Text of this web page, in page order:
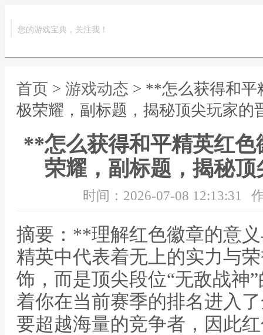
您的游戏宝典，关注我！
首页 > 游戏动态 > **怎么获得和平
极荣耀，副标题，揭秘顶尖玩家的
**怎么获得和平精英红
荣耀，副标题，揭秘
时间：2026-07-08 12:13:31
摘要：**理解红色徽章的意
精英中代表着无上的实力与
饰，而是顶尖段位“无敌战神
着你在当前赛季的排名进入
要超越海量的竞争者，因此